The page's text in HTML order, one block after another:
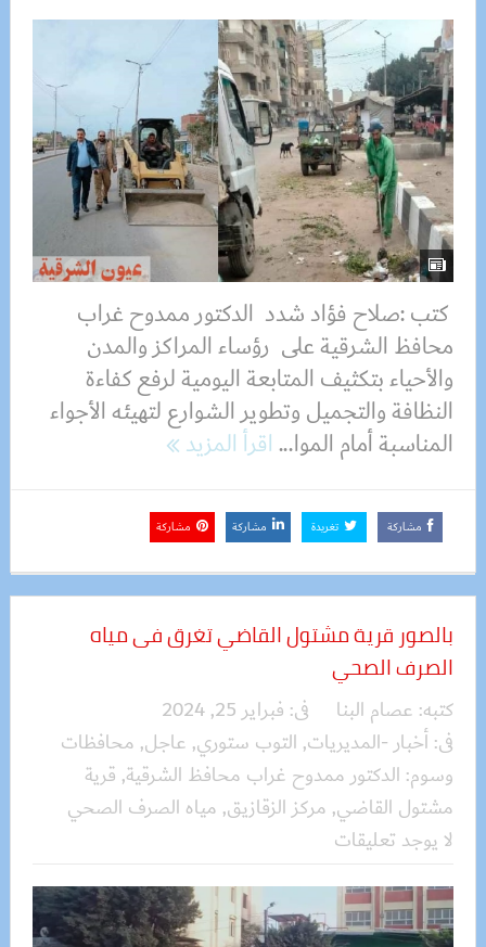
كتب :صلاح فؤاد شدد الدكتور ممدوح غراب
محافظ الشرقية على رؤساء المراكز والمدن
والأحياء بتكثيف المتابعة اليومية لرفع كفاءة
النظافة والتجميل وتطوير الشوارع لتهيئه الأجواء
المناسبة أمام الموا...اقرأ المزيد
مشاركة تغريدة مشاركة مشاركة
بالصور قرية مشتول القاضي تغرق فى مياه
الصرف الصحي
كتبه: عصام البنا فى: فبراير 25, 2024
فى:أخبار -المديريات, التوب ستوري, عاجل, محافظات
وسوم: الدكتور ممدوح غراب محافظ الشرقية, قرية
مشتول القاضي, مركز الزقازيق, مياه الصرف الصحي
لا يوجد تعليقات